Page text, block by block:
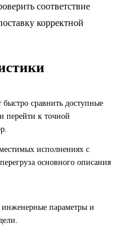
соответствие
корректной
сравнить доступные
перейти к точной
исполнениях с
основного описания
параметры и